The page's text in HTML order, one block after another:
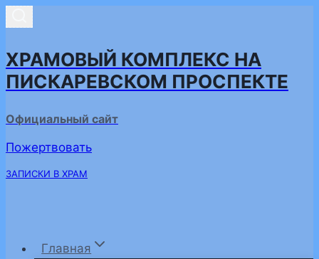
содержимому
ХРАМОВЫЙ КОМПЛЕКС НА
ПИСКАРЕВСКОМ ПРОСПЕКТЕ
Официальный сайт
Пожертвовать
ЗАПИСКИ В ХРАМ
Главная